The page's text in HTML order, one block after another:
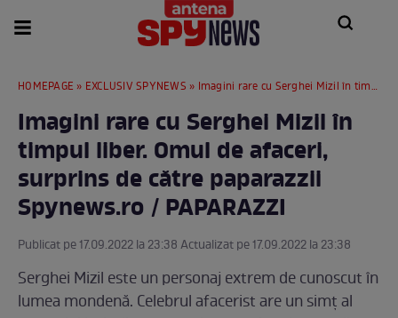
HOMEPAGE » EXCLUSIV SPYNEWS » Imagini rare cu Serghei Mizil în timpul liber. Omul de afaceri, surprins de către paparazzii Spynews.ro / PAPARAZZI
Imagini rare cu Serghei Mizil în
timpul liber. Omul de afaceri,
surprins de către paparazzii
Spynews.ro / PAPARAZZI
Publicat pe 17.09.2022 la 23:38 Actualizat pe 17.09.2022 la 23:38
Serghei Mizil este un personaj extrem de cunoscut în
lumea mondenă. Celebrul afacerist are un simț al